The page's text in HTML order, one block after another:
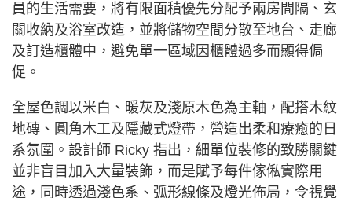
員的生活需要，將有限面積優先分配予兩房間隔、玄
關收納及浴室改造，並將儲物空間分散至地台、走廊
及訂造櫃體中，避免單一區域因櫃體過多而顯得侷
促。
全屋色調以米白、暖灰及淺原木色為主軸，配搭木紋
地磚、圓角木工及隱藏式燈帶，營造出柔和療癒的日
系氛圍。設計師 Ricky 指出，細單位裝修的致勝關鍵
並非盲目加入大量裝飾，而是賦予每件傢俬實際用
途，同時透過淺色系、弧形線條及燈光佈局，令視覺